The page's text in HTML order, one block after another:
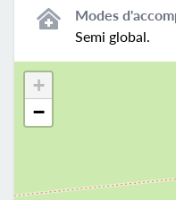
Modes
Semi global.
+
−